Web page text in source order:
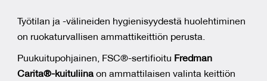
Työtilan ja -välineiden hygienisyydestä huolehtiminen
on ruokaturvallisen ammattikeittiön perusta.
Puukuitupohjainen, FSC®-sertifioitu Fredman
Carita®-kuituliina on ammattilaisen valinta keittiön